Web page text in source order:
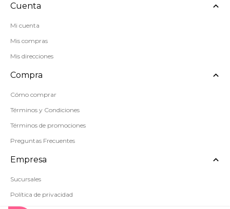
Cuenta
Mi cuenta
Mis compras
Mis direcciones
Compra
Cómo comprar
Términos y Condiciones
Términos de promociones
Preguntas Frecuentes
Empresa
Sucursales
Política de privacidad